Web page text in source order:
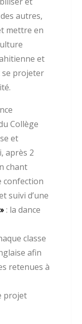
autres,
mettre en
et
projeter
Collège
et
après 2
chant
confection
suivi d’une
: la dance
classe
afin
retenues à
projet